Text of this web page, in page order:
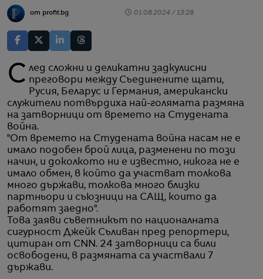
от profit.bg 01.08.2024 / 13:28
След сложни и деликатни задкулисни преговори между Съединените щати,
Русия, Беларус и Германия, американски
служители потвърдиха най-голямата размяна
на затворници от времето на Студената
война.
"От времето на Студената война насам не е
имало подобен брой лица, разменени по този
начин, и доколкото ни е известно, никога не е
имало обмен, в който да участват толкова
много държави, толкова много близки
партньори и съюзници на САЩ, които да
работят заедно".
Това заяви съветникът по националната
сигурност Джейк Съливан пред репортери,
цитиран от CNN. 24 затворници са били
освободени, в размяната са участвали 7
държави.